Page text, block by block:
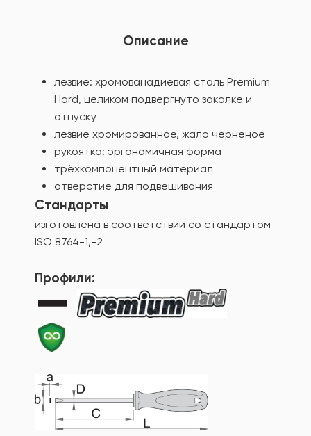
Описание
лезвие: хромованадиевая сталь Premium
Hard, целиком подвергнуто закалке и
отпуску
лезвие хромированное, жало чернёное
рукоятка: эргономичная форма
трёхкомпонентный материал
отверстие для подвешивания
Стандарты
изготовлена в соответствии со стандартом
ISO 8764-1,-2
Профили: